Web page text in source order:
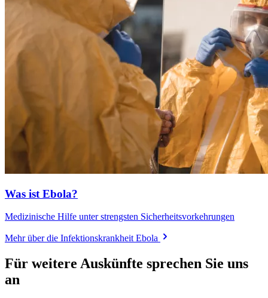
Was ist Ebola?
Medizinische Hilfe unter strengsten Sicherheitsvorkehrungen
Mehr über die Infektionskrankheit Ebola
Für weitere Auskünfte sprechen Sie uns
an